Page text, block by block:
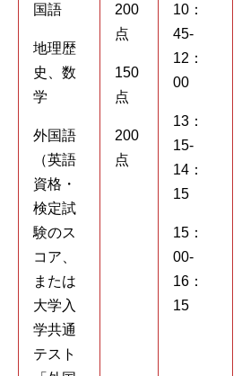
国語
地理歴
史、数
学
外国語
（英語
資格・
検定試
験のス
コア、
または
大学入
学共通
テスト
200
点
150
点
200
点
10：
45-
12：
00
13：
15-
14：
15
15：
00-
16：
15